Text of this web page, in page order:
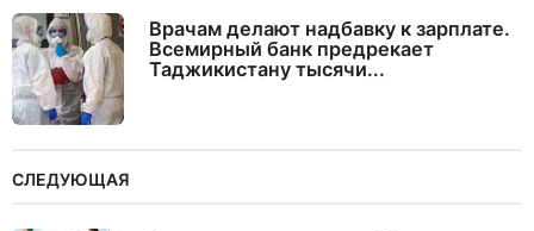
Врачам делают надбавку к зарплате.
Всемирный банк предрекает
Таджикистану тысячи...
СЛЕДУЮЩАЯ